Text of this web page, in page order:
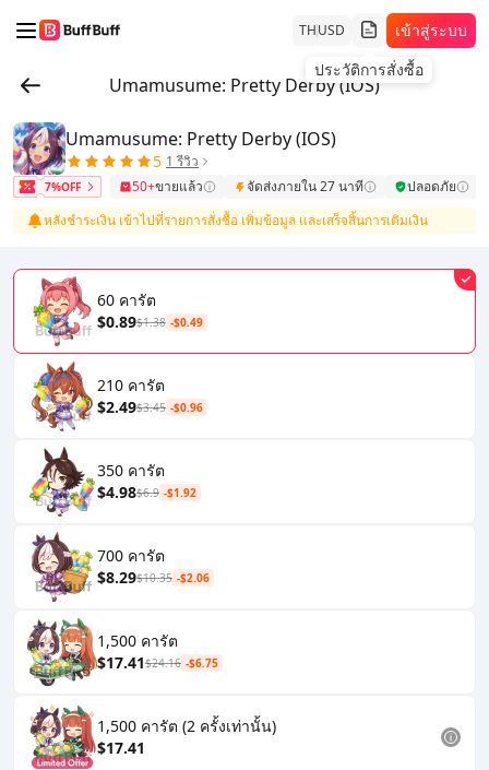
THUSD
ประวัติการสั่งซื้อ
เข้าสู่ระบบ
Umamusume: Pretty Derby (IOS)
Umamusume: Pretty Derby (IOS)
5 1 รีวิว
7%OFF 50+ขายแล้ว จัดส่งภายใน 27 นาที
ปลอดภัย
หลังชำระเงิน เข้าไปที่รายการสั่งซื้อ เพิ่มข้อมูล และเสร็จสิ้นการเติมเงิน
60 คารัต
$0.89$1.38 -$0.49
210 คารัต
$2.49$3.45 -$0.96
350 คารัต
$4.98$6.9 -$1.92
700 คารัต
$8.29$10.35 -$2.06
1,500 คารัต
$17.41$24.16 -$6.75
1,500 คารัต (2 ครั้งเท่านั้น)
$17.41